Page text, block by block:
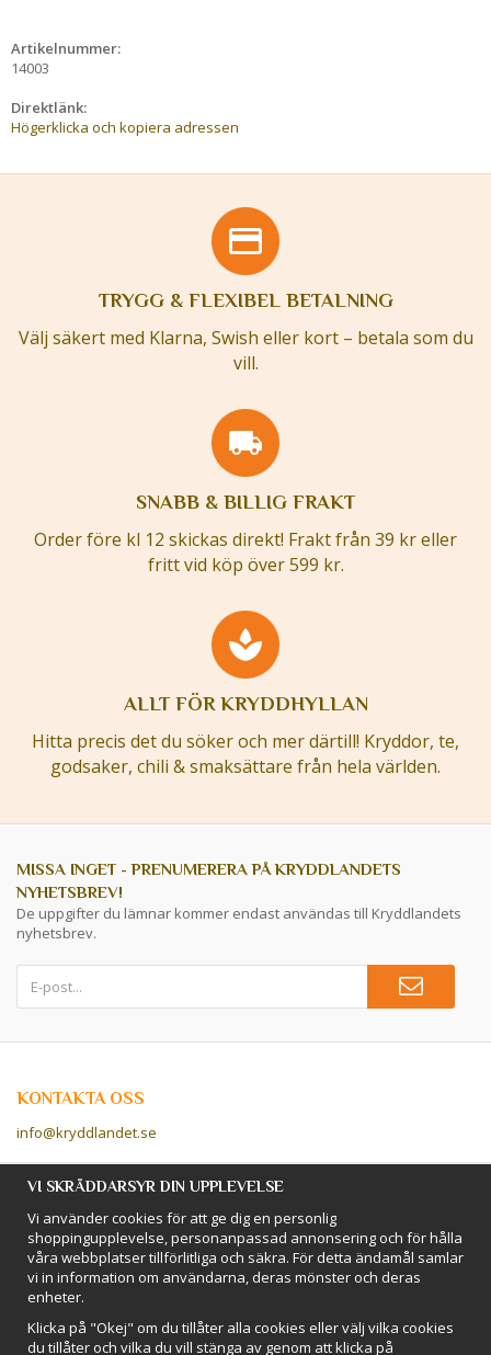
Artikelnummer:
14003
Direktlänk:
Högerklicka och kopiera adressen
TRYGG & FLEXIBEL BETALNING
Välj säkert med Klarna, Swish eller kort – betala som du
vill.
SNABB & BILLIG FRAKT
Order före kl 12 skickas direkt! Frakt från 39 kr eller
fritt vid köp över 599 kr.
ALLT FÖR KRYDDHYLLAN
Hitta precis det du söker och mer därtill! Kryddor, te,
godsaker, chili & smaksättare från hela världen.
MISSA INGET - PRENUMERERA PÅ KRYDDLANDETS
NYHETSBREV!
De uppgifter du lämnar kommer endast användas till Kryddlandets
nyhetsbrev.
KONTAKTA OSS
info@kryddlandet.se
Följ oss på Facebook!
Följ oss på Instagram!
BETALSÄTT
Hos Kryddlandet handlar du tryggt & säkert - och betalar enkelt med
kort, Klarna eller swish!
VI SKRÄDDARSYR DIN UPPLEVELSE
Vi använder cookies för att ge dig en personlig
shoppingupplevelse, personanpassad annonsering och för hålla
våra webbplatser tillförlitliga och säkra. För detta ändamål samlar
vi in information om användarna, deras mönster och deras
enheter.
Klicka på "Okej" om du tillåter alla cookies eller välj vilka cookies
du tillåter och vilka du vill stänga av genom att klicka på